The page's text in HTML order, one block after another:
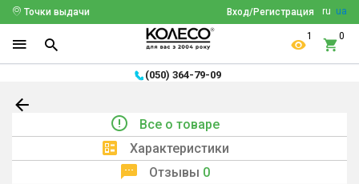
ru ua
Вход/Регистрация
Точки выдачи
1 0
(050) 364-79-09
Все о товаре
Характеристики
Отзывы 0